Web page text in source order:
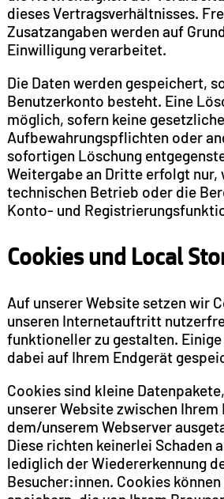
dieses Vertragsverhältnisses.
Zusatzangaben werden auf
Einwilligung verarbeitet.
Die Daten werden gespeichert,
Benutzerkonto besteht. Eine
möglich, sofern keine
Aufbewahrungspflichten oder
sofortigen Löschung
Weitergabe an Dritte erfolgt nur,
technischen Betrieb oder die
Konto- und
Cookies und Local
Auf unserer Website setzen wir
unseren Internetauftritt
funktioneller zu gestalten.
dabei auf Ihrem Endgerät
Cookies sind kleine
unserer Website zwischen Ihrem
dem/unserem Webserver
Diese richten keinerlei Schaden
lediglich der Wiedererkennung
Besucher:innen. Cookies